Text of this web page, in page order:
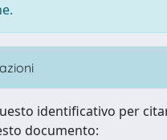
identificativo per
documento: